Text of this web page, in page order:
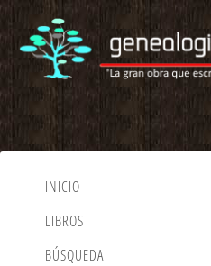
INICIO
LIBROS
BÚSQUEDA